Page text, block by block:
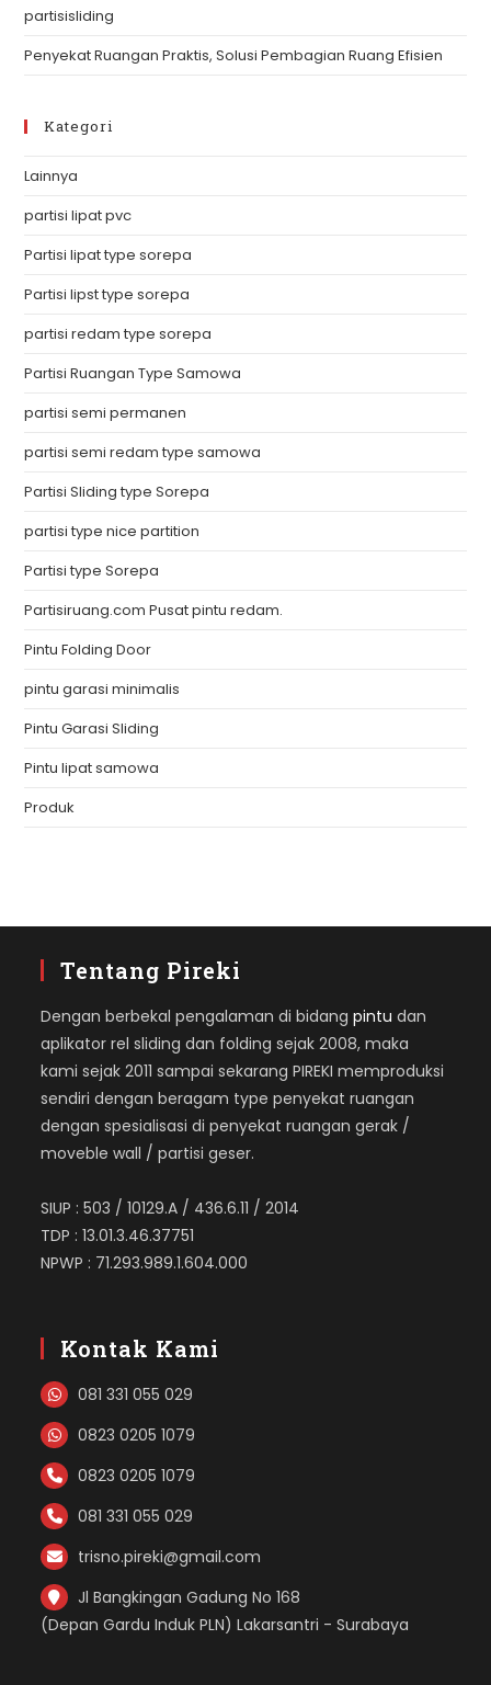
partisisliding
Penyekat Ruangan Praktis, Solusi Pembagian Ruang Efisien
Kategori
Lainnya
partisi lipat pvc
Partisi lipat type sorepa
Partisi lipst type sorepa
partisi redam type sorepa
Partisi Ruangan Type Samowa
partisi semi permanen
partisi semi redam type samowa
Partisi Sliding type Sorepa
partisi type nice partition
Partisi type Sorepa
Partisiruang.com Pusat pintu redam.
Pintu Folding Door
pintu garasi minimalis
Pintu Garasi Sliding
Pintu lipat samowa
Produk
Tentang Pireki
Dengan berbekal pengalaman di bidangpintu dan
aplikator rel sliding dan folding sejak 2008, maka
kami sejak 2011 sampai sekarang PIREKI memproduksi
sendiri dengan beragam type penyekat ruangan
dengan spesialisasi di penyekat ruangan gerak /
moveble wall / partisi geser.
SIUP : 503 / 10129.A / 436.6.11 / 2014
TDP : 13.01.3.46.37751
NPWP : 71.293.989.1.604.000
Kontak Kami
081 331 055 029
0823 0205 1079
0823 0205 1079
081 331 055 029
trisno.pireki@gmail.com
Jl Bangkingan Gadung No 168
(Depan Gardu Induk PLN) Lakarsantri - Surabaya